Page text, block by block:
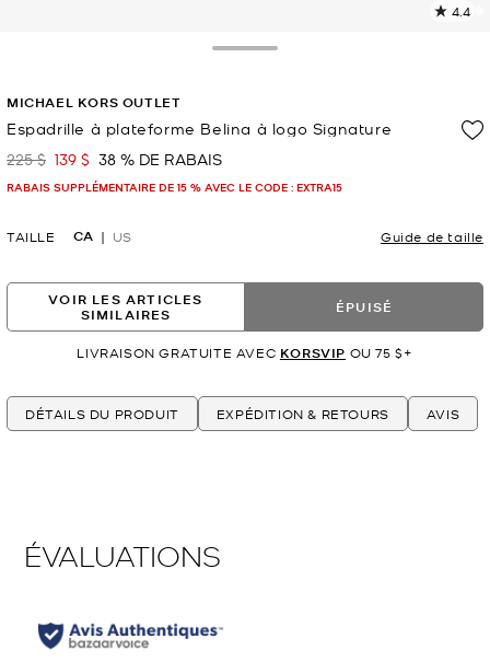
4.4
MICHAEL KORS OUTLET
Espadrille à plateforme Belina à logo Signature
était
225 $ maintenant
139 $ 38 % DE RABAIS
RABAIS SUPPLÉMENTAIRE DE 15 % AVEC LE CODE : EXTRA15
TAILLE CA US Guide de taille
VOIR LES ARTICLES
SIMILAIRES
ÉPUISÉ
LIVRAISON GRATUITE AVEC KORSVIP OU 75 $+
DÉTAILS DU PRODUIT EXPÉDITION & RETOURS AVIS